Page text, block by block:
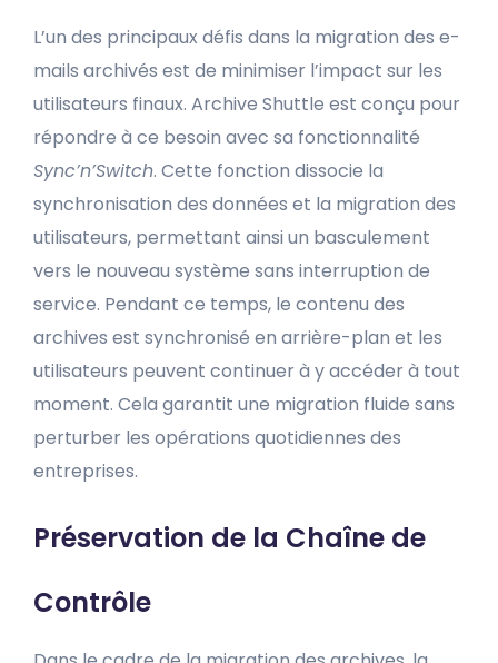
L’un des principaux défis dans la migration des e-
mails archivés est de minimiser l’impact sur les
utilisateurs finaux. Archive Shuttle est conçu pour
répondre à ce besoin avec sa fonctionnalité
Sync’n’Switch. Cette fonction dissocie la
synchronisation des données et la migration des
utilisateurs, permettant ainsi un basculement
vers le nouveau système sans interruption de
service. Pendant ce temps, le contenu des
archives est synchronisé en arrière-plan et les
utilisateurs peuvent continuer à y accéder à tout
moment. Cela garantit une migration fluide sans
perturber les opérations quotidiennes des
entreprises.
Préservation de la Chaîne de
Contrôle